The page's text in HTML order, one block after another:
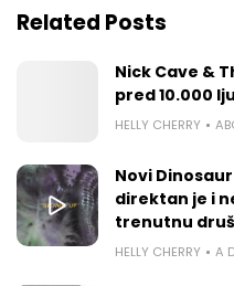
Related Posts
Nick Cave &
pred 10.000
HELLY CHERRY
Novi
direktan je i
trenutnu
HELLY CHERRY A